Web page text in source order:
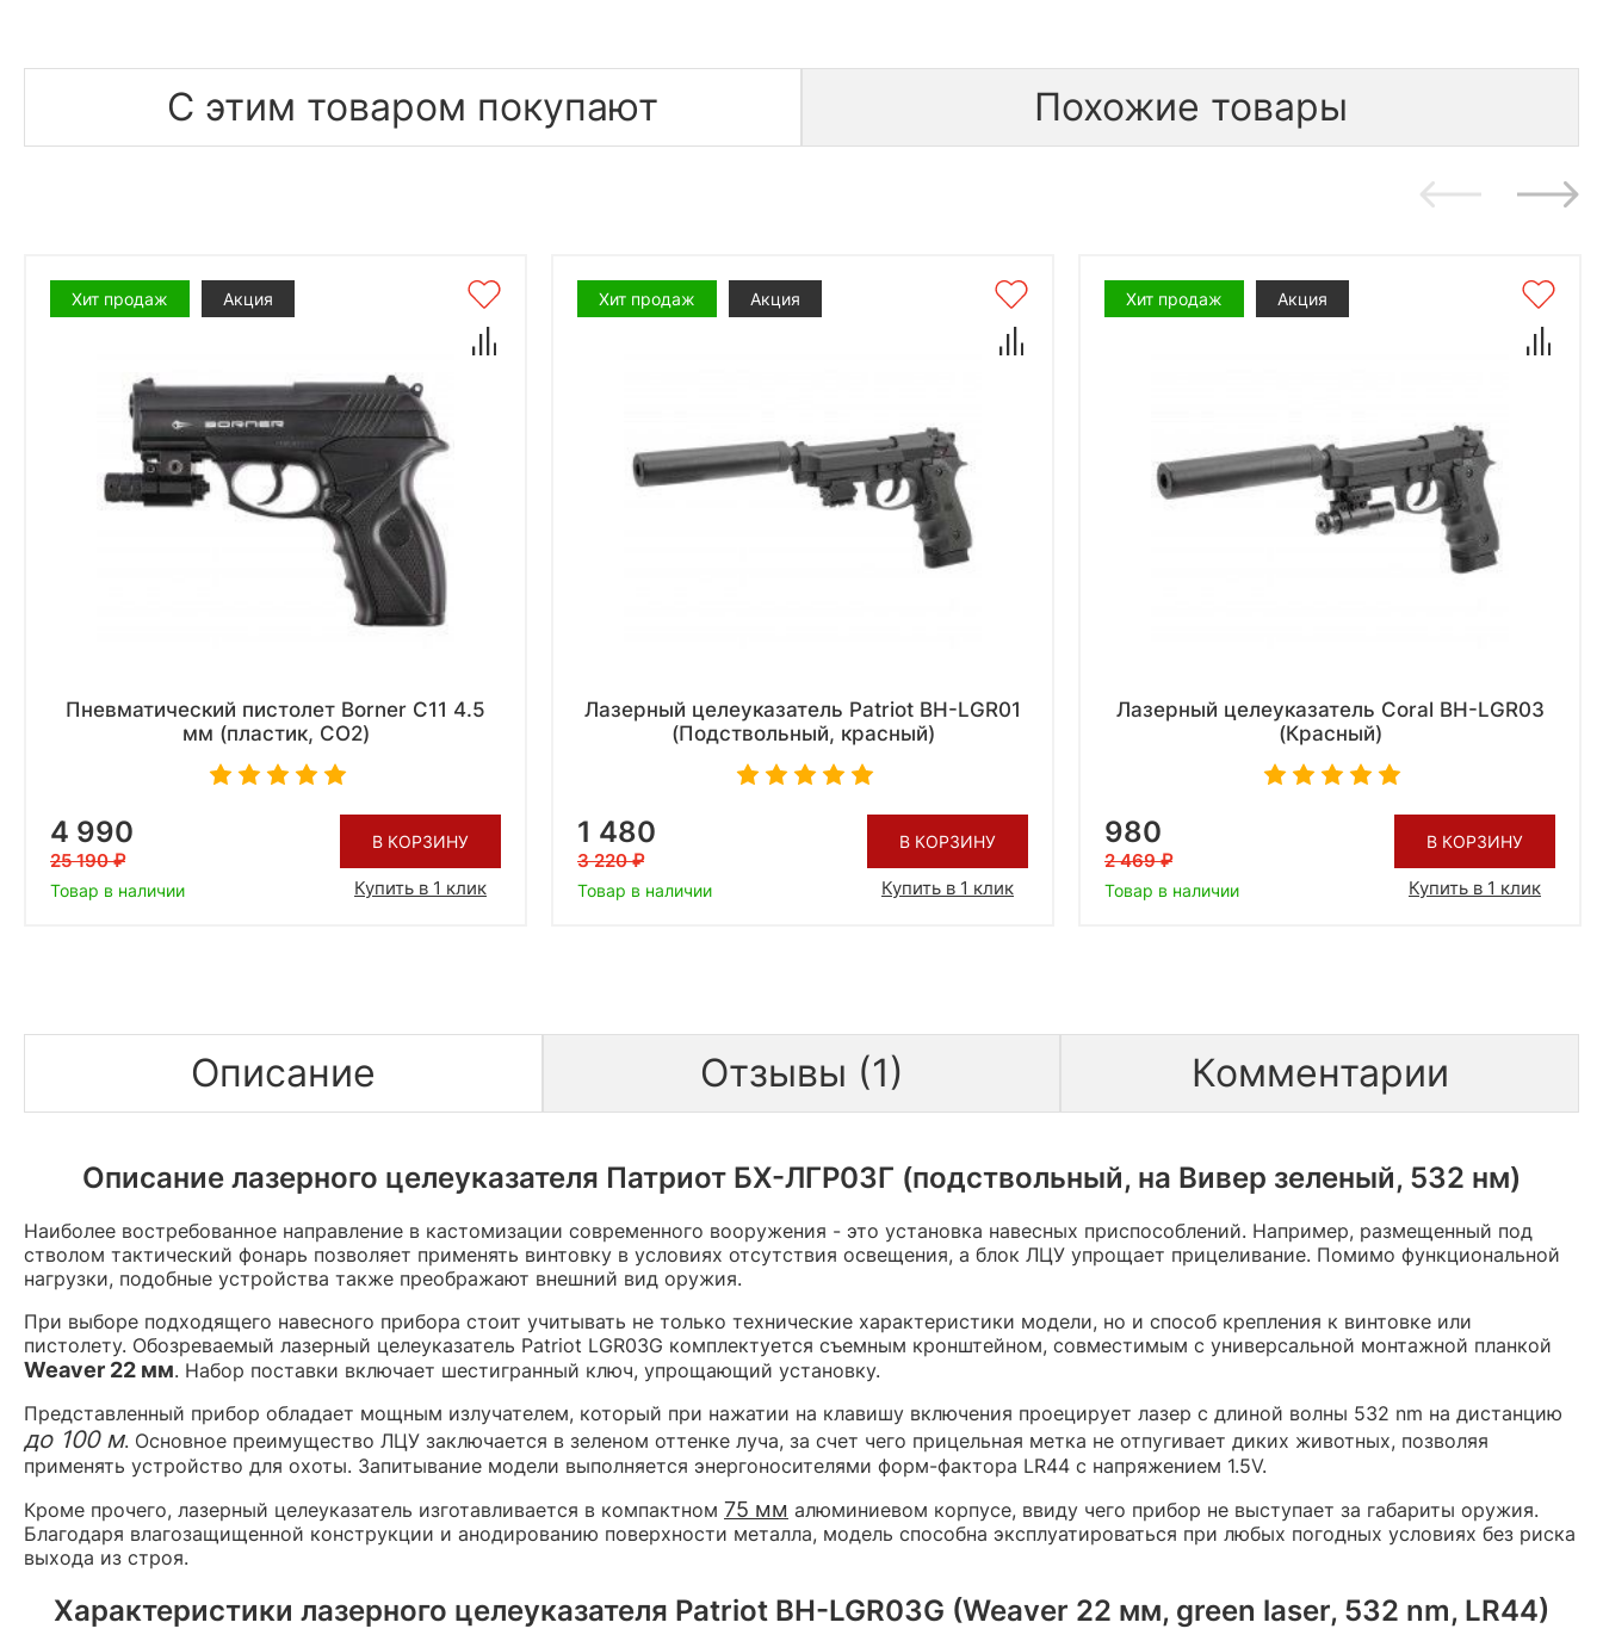
С этим товаром покупают Похожие товары
Хит продаж Акция
Пневматический пистолет Borner C11 4.5
мм (пластик, CO2)
4 990
25 190
Товар в наличии
В КОРЗИНУ
Купить в 1 клик
Хит продаж Акция
Лазерный целеуказатель Patriot BH-LGR01
(Подствольный, красный)
1 480
3 220
Товар в наличии
В КОРЗИНУ
Купить в 1 клик
Хит продаж Акция
Лазерный целеуказатель Coral BH-LGR03
(Красный)
980
2 469
Товар в наличии
В КОРЗИНУ
Купить в 1 клик
Описание Отзывы (1) Комментарии
Описание лазерного целеуказателя Патриот БХ-ЛГР03Г (подствольный, на Вивер зеленый, 532 нм)
Наиболее востребованное направление в кастомизации современного вооружения - это установка навесных приспособлений. Например, размещенный под
стволом тактический фонарь позволяет применять винтовку в условиях отсутствия освещения, а блок ЛЦУ упрощает прицеливание. Помимо функциональной
нагрузки, подобные устройства также преображают внешний вид оружия.
При выборе подходящего навесного прибора стоит учитывать не только технические характеристики модели, но и способ крепления к винтовке или
пистолету. Обозреваемый лазерный целеуказатель Patriot LGR03G комплектуется съемным кронштейном, совместимым с универсальной монтажной планкой
Weaver 22 мм. Набор поставки включает шестигранный ключ, упрощающий установку.
Представленный прибор обладает мощным излучателем, который при нажатии на клавишу включения проецирует лазер с длиной волны 532 nm на дистанцию
до 100 м. Основное преимущество ЛЦУ заключается в зеленом оттенке луча, за счет чего прицельная метка не отпугивает диких животных, позволяя
применять устройство для охоты. Запитывание модели выполняется энергоносителями форм-фактора LR44 с напряжением 1.5V.
Кроме прочего, лазерный целеуказатель изготавливается в компактном 75 мм алюминиевом корпусе, ввиду чего прибор не выступает за габариты оружия.
Благодаря влагозащищенной конструкции и анодированию поверхности металла, модель способна эксплуатироваться при любых погодных условиях без риска
выхода из строя.
Характеристики лазерного целеуказателя Patriot BH-LGR03G (Weaver 22 мм, green laser, 532 nm, LR44)